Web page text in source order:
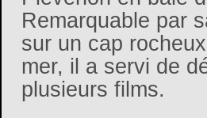
Remarquable par
sur un cap
mer, il a servi de
plusieurs films.